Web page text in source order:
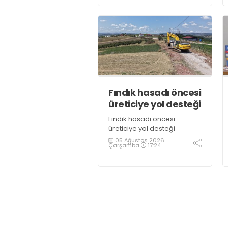
Hatları” projesinin tanıtım
töreninde konuşan
Büyükşehir Belediye
Başkanı Tahir Büyükakın,
“Hizmet ve eser siyaseti
gündemimizden hiç
çıkmadı” dedi
Fındık hasadı öncesi
üreticiye yol desteği
Fındık hasadı öncesi
üreticiye yol desteği
05 Ağustos 2026
Çarşamba 17:24